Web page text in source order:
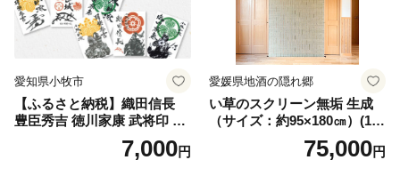
愛知県小牧市
【ふるさと納税】織田信長
豊臣秀吉 徳川家康 武将印 花
押印 6枚 セット イラスト 戦
国 武将 小牧山城 墨絵 龍画師
7,000円
愛媛県地酒の隠れ郷
い草のスクリーン無垢 生成
（サイズ：約95×180㎝）(14
75,000円